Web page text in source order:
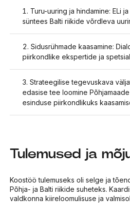
Turu-uuring ja hindamine: ELi
süntees Balti riikide võrdleva
Sidusrühmade kaasamine:
piirkondlike ekspertide ja
Strateegilise tegevuskava
edasise tee loomine
esinduse piirkondlikuks
Tulemused ja
Koostöö tulemuseks oli selge ja
Põhja- ja Balti riikide suheteks.
valdkonna kiireloomulisuse ja